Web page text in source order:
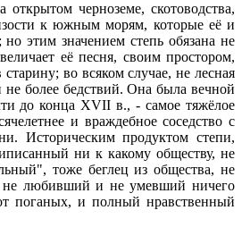
черноземе, скотоводства,
к южным морям, которые её и
этим значением степь обязана не
её песня, своим простором,
во всяком случае, не лесная
не более бедствий. Она была вечной
до конца XVII в., - самое тяжёлое
и враждебное соседство с
Историческим продуктом степи,
ни к какому обществу, не
тоже беглец из общества, не
не любивший и не умевший ничего
поганых, и полный нравственный